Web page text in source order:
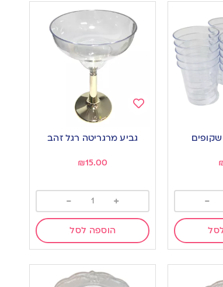
-
גביע מרגריטה רגל זהב
₪15.00
+
-
הוספה לסל